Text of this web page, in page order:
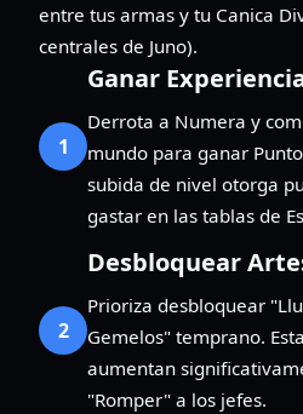
entre tus armas y tu Canica
centrales de Juno).
1
Ganar
Derrota a Numera y
mundo para ganar
subida de nivel otorga
gastar en las tablas de
2
Desbloquear
Prioriza desbloquear
Gemelos" temprano.
aumentan
"Romper" a los jefes.